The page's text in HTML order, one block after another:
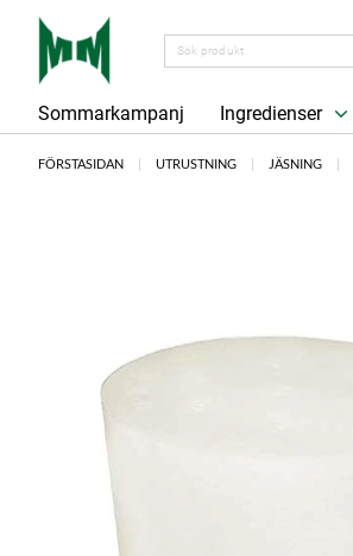
Sommarkampanj Ingredienser
FÖRSTASIDAN UTRUSTNING JÄSNING